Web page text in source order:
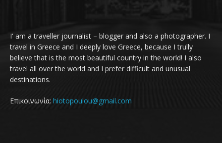
I' am a traveller journalist – blogger and also a photographer. I
travel in Greece and I deeply love Greece, because I trully
believe that is the most beautiful country in the world! I also
travel all over the world and I prefer difficult and unusual
destinations.
Επικοινωνία: hiotopoulou@gmail.com